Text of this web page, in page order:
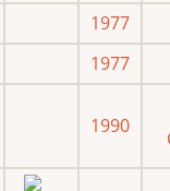
1977
1977
1990